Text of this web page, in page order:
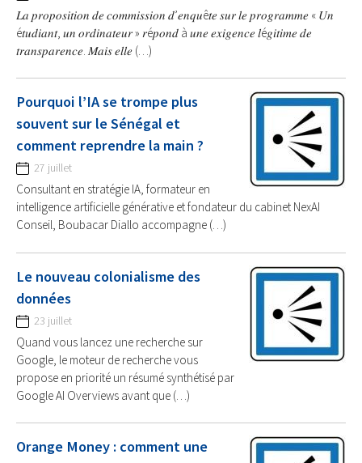
𝐿𝑎 𝑝𝑟𝑜𝑝𝑜𝑠𝑖𝑡𝑖𝑜𝑛 𝑑𝑒 𝑐𝑜𝑚𝑚𝑖𝑠𝑠𝑖𝑜𝑛 𝑑’𝑒𝑛𝑞𝑢ê𝑡𝑒 𝑠𝑢𝑟 𝑙𝑒 𝑝𝑟𝑜𝑔𝑟𝑎𝑚𝑚𝑒 « 𝑈𝑛
é𝑡𝑢𝑑𝑖𝑎𝑛𝑡, 𝑢𝑛 𝑜𝑟𝑑𝑖𝑛𝑎𝑡𝑒𝑢𝑟 » 𝑟é𝑝𝑜𝑛𝑑 à 𝑢𝑛𝑒 𝑒𝑥𝑖𝑔𝑒𝑛𝑐𝑒 𝑙é𝑔𝑖𝑡𝑖𝑚𝑒 𝑑𝑒
𝑡𝑟𝑎𝑛𝑠𝑝𝑎𝑟𝑒𝑛𝑐𝑒. 𝑀𝑎𝑖𝑠 𝑒𝑙𝑙𝑒 (…)
Pourquoi l’IA se trompe plus
souvent sur le Sénégal et
comment reprendre la main ?
27 juillet
Consultant en stratégie IA, formateur en
intelligence artificielle générative et fondateur du cabinet NexAI
Conseil, Boubacar Diallo accompagne (…)
Le nouveau colonialisme des
données
23 juillet
Quand vous lancez une recherche sur
Google, le moteur de recherche vous
propose en priorité un résumé synthétisé par
Google AI Overviews avant que (…)
Orange Money : comment une